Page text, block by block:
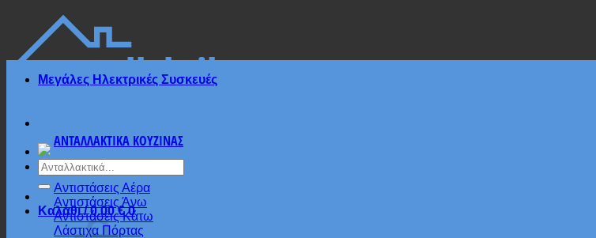
Αναζήτηση
για:
Καλάθι /0.00€ 0
Μεγάλες Ηλεκτρικές Συσκευές
ΑΝΤΑΛΛΑΚΤΙΚΑ ΚΟΥΖΙΝΑΣ
Αντιστάσεις Αέρα
Αντιστάσεις Άνω
Αντιστάσεις Κάτω
Λάστιχα Πόρτας